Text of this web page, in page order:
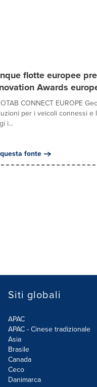
flotte europee
Awards
CONNECT EUROPE
per i veicoli connessi e
i...
fonte
Siti globali
APAC
APAC - Cinese tradizionale
Asia
Brasile
Canada
Ceco
Danimarca